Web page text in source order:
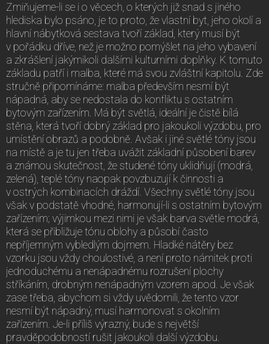
Zmiňujeme-li se i o věcech, o kterých již snad s jiného
hlediska bylo psáno, je to proto, že vlastní byt, jeho okolí a
hlavní nábytková sestava tvoří základ, který musí být
v pořádku dříve, než je možno pomýšlet na jeho vybavení
a zkrášlení jakýmikoli dalšími kulturními doplňky. K tomuto
základu patří i malba, které má svou zvláštní kapitolu. Zde
stručně připomínáme: malba především nesmí být
nápadná, aby se nedostala do konfliktu s ostatním
bytovým zařízením. Má být světlá, ideální je čistě bílá
stěna, která tvoří dobrý základ pro jakoukoli výzdobu, pro
umístění obrazů a podobně. Avšak i jiné světlé tóny jsou
na místě a je tu jen třeba uvážit základní působení barev
a známou skutečnost, že studené tóny uklidňují (modrá,
zelená), teplé tóny naopak povzbuzují k činnosti a
v ostrých kombinacích dráždí. Všechny světlé tóny jsou
však v podstatě vhodné, harmonují-li s ostatním bytovým
zařízením; výjimkou mezi nimi je však barva světle modrá,
která se přibližuje tónu oblohy a působí často
nepříjemným vybledlým dojmem. Hladké nátěry bez
vzorku jsou vždy choulostivé, a není proto námitek proti
jednoduchému a nenápadnému rozrušení plochy
stříkáním, drobným nenápadným vzorem apod. Je však
zase třeba, abychom si vždy uvědomili, že tento vzor
nesmí být nápadný, musí harmonovat s okolním
zařízením. Je-li příliš výrazný, bude s největší
pravděpodobností rušit jakoukoli další výzdobu.